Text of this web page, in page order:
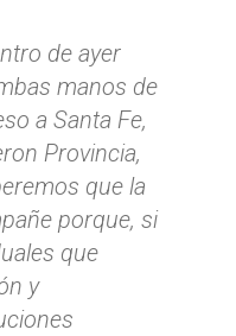
de ayer
manos de
a Santa Fe,
Provincia,
que la
porque, si
que
y